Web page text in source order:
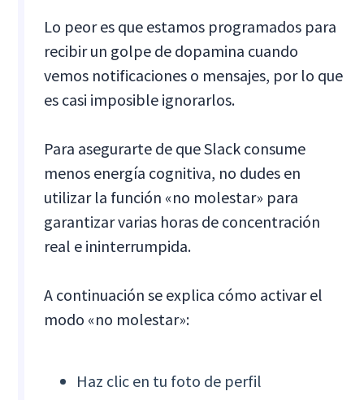
Lo peor es que estamos programados para
recibir un golpe de dopamina cuando
vemos notificaciones o mensajes, por lo que
es casi imposible ignorarlos.
Para asegurarte de que Slack consume
menos energía cognitiva, no dudes en
utilizar la función «no molestar» para
garantizar varias horas de concentración
real e ininterrumpida.
A continuación se explica cómo activar el
modo «no molestar»:
Haz clic en tu foto de perfil